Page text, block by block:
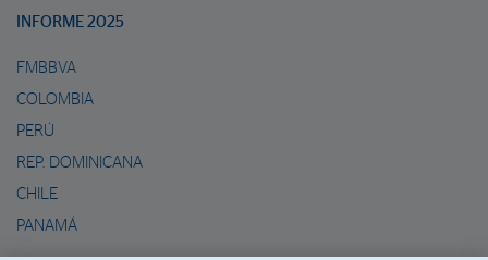
INFORME 2025
FMBBVA
COLOMBIA
PERÚ
REP. DOMINICANA
CHILE
PANAMÁ